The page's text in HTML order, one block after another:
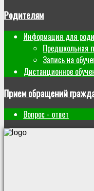
Родителям
Информация для
Предшкольная
Запись на
Дистанционное
Прием обращений
Вопрос - ответ